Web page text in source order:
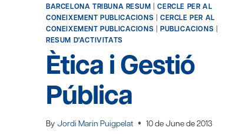
BARCELONA TRIBUNA RESUM |CERCLE PER AL
CONEIXEMENT PUBLICACIONS |CERCLE PER AL
CONEIXEMENT PUBLICACIONS |PUBLICACIONS |
RESUM D'ACTIVITATS
Ètica i Gestió
Pública
By Jordi Marin Puigpelat 10 de June de 2013